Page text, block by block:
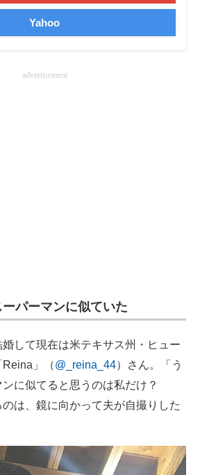
サイト
サイト
Yahoo
advertisement
パーマンに似ていた
して現在は米テキサス州・ヒュー
」（@_reina_44）さん。「う
ンに似てると思うのは私だけ？
は、鏡に向かって夫が自撮りした